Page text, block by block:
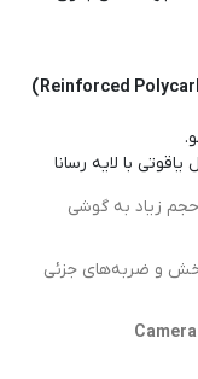
با لایه رسانا
زیاد به گوشی
خش و ضربه‌های جزئی